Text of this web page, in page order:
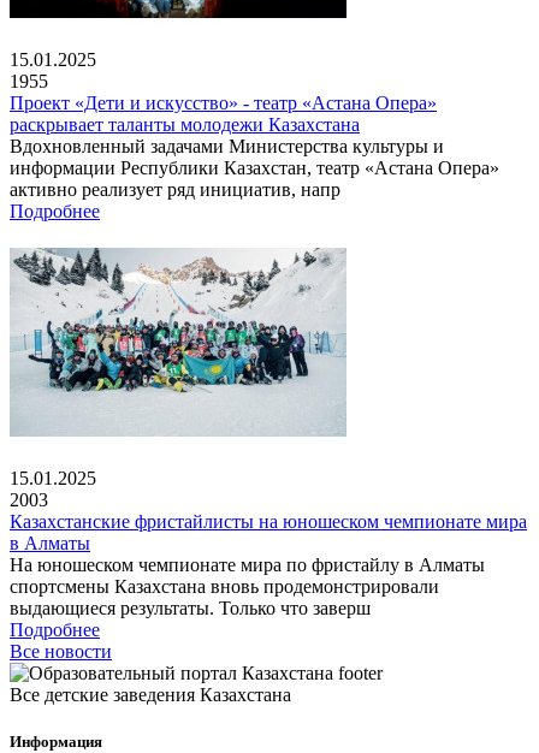
15.01.2025
1955
Проект «Дети и искусство» - театр «Астана Опера»
раскрывает таланты молодежи Казахстана
Вдохновленный задачами Министерства культуры и
информации Республики Казахстан, театр «Астана Опера»
активно реализует ряд инициатив, напр
Подробнее
15.01.2025
2003
Казахстанские фристайлисты на юношеском чемпионате мира
в Алматы
На юношеском чемпионате мира по фристайлу в Алматы
спортсмены Казахстана вновь продемонстрировали
выдающиеся результаты. Только что заверш
Подробнее
Все новости
Все детские заведения Казахстана
Информация